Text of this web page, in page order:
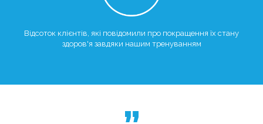
Відсоток клієнтів, які повідомили про покращення їх стану
здоров'я завдяки нашим тренуванням